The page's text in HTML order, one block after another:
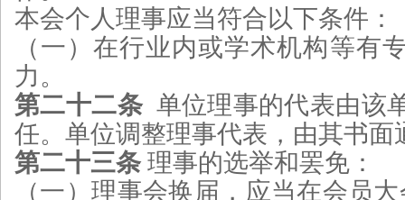
本会个人理事应当符合以下条件：
（一）在行业内或学术机构等有
力。
第二十二条单位理事的代表由该
任。单位调整理事代表，由其书面
第二十三条 理事的选举和罢免：
（一）理事会换届，应当在会员